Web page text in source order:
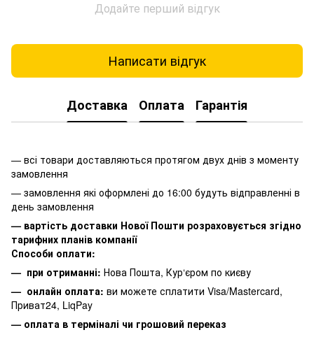
Додайте перший відгук
Написати відгук
Доставка Оплата Гарантія
— всі товари доставляються протягом двух днів з моменту
замовлення
— замовлення які оформлені до 16:00 будуть відправленні в
день замовлення
— вартість доставки Нової Пошти розраховується згідно
тарифних планів компанії
Способи оплати:
— при отриманні: Нова Пошта, Кур‘єром по києву
— онлайн оплата: ви можете сплатити Visa/Mastercard,
Приват24, LiqPay
— оплата в терміналі чи грошовий переказ